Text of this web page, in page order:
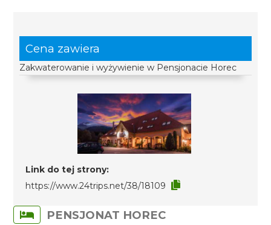
Cena zawiera
Zakwaterowanie i wyżywienie w Pensjonacie Horec
Link do tej strony:
https://www.24trips.net/38/18109
PENSJONAT HOREC